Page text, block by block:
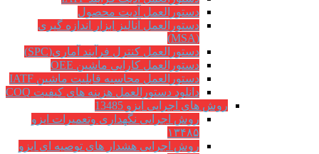
دستورالعمل آدیت محصول
دستورالعمل آنالیز ابزار اندازه گیری
(MSA)
دستورالعمل کنترل فرآیند آماری(SPC)
دستورالعمل کارایی ماشین OEE
دستورالعمل محاسبه قابلیت ماشین IATF
دانلود دستورالعمل هزینه های کیفیت COQ
روش های اجرایی ایزو 13485
روش اجرایی نگهداری وتعمیرات ایزو
۱۳۴۸۵
روش اجرایی هشدار های توصیه ای ایزو